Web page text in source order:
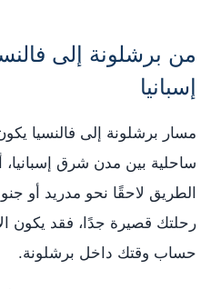
من برشلونة إلى
إسبانيا
مسار برشلونة إلى فالنسيا
ساحلية بين مدن شرق إسبانيا،
الطريق لاحقًا نحو مدريد أو
رحلتك قصيرة جدًا، فقد يكون
حساب وقتك داخل برشلونة.